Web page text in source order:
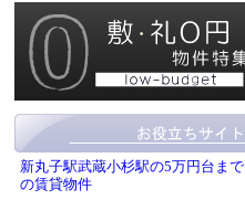
新丸子駅武蔵小杉駅の5万円台まで
の賃貸物件